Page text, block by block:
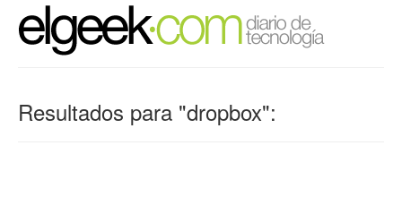
Resultados para "dropbox":